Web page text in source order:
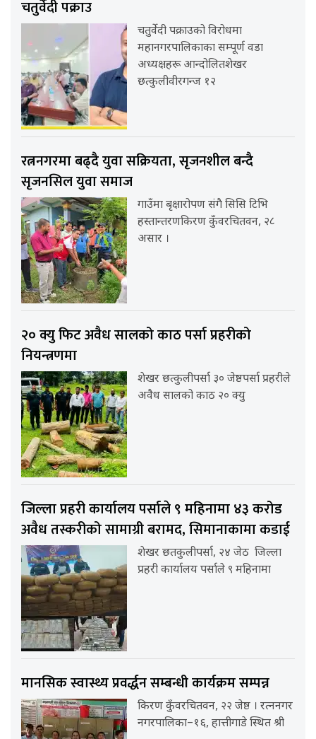
चतुर्वेदी पक्राउ
चतुर्वेदी पक्राउको विरोधमा
महानगरपालिकाका सम्पूर्ण वडा
अध्यक्षहरू आन्दोलितशेखर
छत्कुलीवीरगन्ज १२
रत्ननगरमा बढ्दै युवा सक्रियता, सृजनशील बन्दै
सृजनसिल युवा समाज
गाउँमा बृक्षारोपण संगै सिसि टिभि
हस्तान्तरणकिरण कुँवरचितवन, २८
असार ।
२० क्यु फिट अवैध सालको काठ पर्सा प्रहरीको
नियन्त्रणमा
शेखर छत्कुलीपर्सा ३० जेष्ठपर्सा प्रहरीले
अवैध सालको काठ २० क्यु
जिल्ला प्रहरी कार्यालय पर्साले ९ महिनामा ४३ करोड
अवैध तस्करीको सामाग्री बरामद, सिमानाकामा कडाई
शेखर छतकुलीपर्सा, २४ जेठ जिल्ला
प्रहरी कार्यालय पर्साले ९ महिनामा
मानसिक स्वास्थ्य प्रवर्द्धन सम्बन्धी कार्यक्रम सम्पन्न
किरण कुँवरचितवन, २२ जेष्ठ । रत्ननगर
नगरपालिका–१६, हात्तीगाडे स्थित श्री